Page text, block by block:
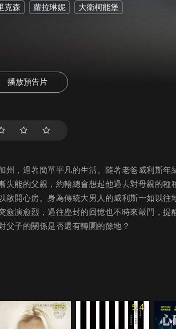
克森 蘿拉琳妮 大衛柯能堡
播放預告片
州，過著簡單平凡的生活。隨著老爸威利斯年
失能的父親，約翰總會想起他過去對母親的種
敞開心房。身為傳統大男人的威利斯一如以
愈演愈烈，過往塵封的回憶也不時來敲門，提
父子的關係是否還有轉圜的餘地？
6.5 5.4